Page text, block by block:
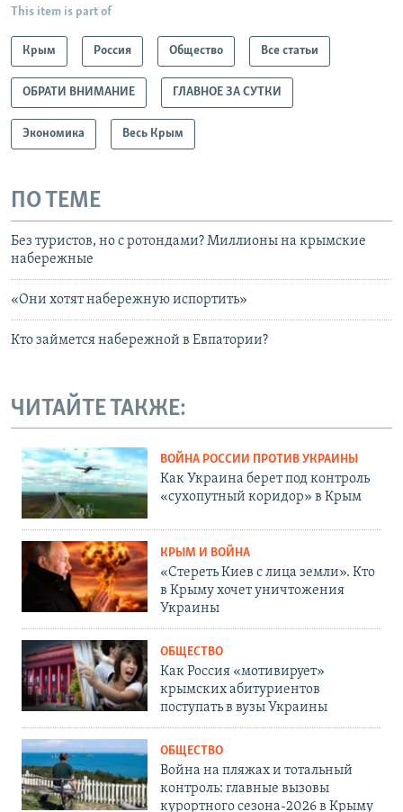
This item is part of
Крым Россия Общество Все статьи
ОБРАТИ ВНИМАНИЕ ГЛАВНОЕ ЗА СУТКИ
Экономика Весь Крым
ПО ТЕМЕ
Без туристов, но с ротондами? Миллионы на крымские
набережные
«Они хотят набережную испортить»
Кто займется набережной в Евпатории?
ЧИТАЙТЕ ТАКЖЕ:
ВОЙНА РОССИИ ПРОТИВ УКРАИНЫ
Как Украина берет под контроль
«сухопутный коридор» в Крым
КРЫМ И ВОЙНА
«Стереть Киев с лица земли». Кто
в Крыму хочет уничтожения
Украины
ОБЩЕСТВО
Как Россия «мотивирует»
крымских абитуриентов
поступать в вузы Украины
ОБЩЕСТВО
Война на пляжах и тотальный
контроль: главные вызовы
курортного сезона-2026 в Крыму